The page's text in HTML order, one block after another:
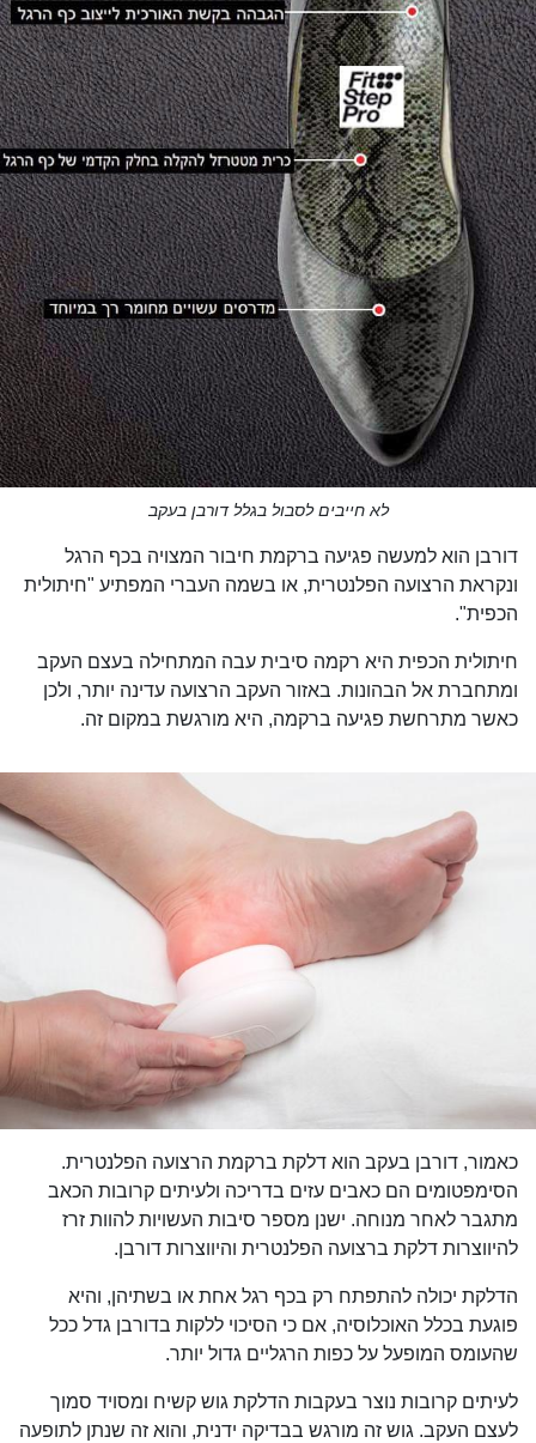
דורבן הוא למעשה פגיעה ברקמת חיבור המצויה בכףהרגל
ונקראת הרצועה הפלנטרית, או בשמה העברי המפתיע "חיתולית
הכפית".
חיתולית הכפית היא רקמה סיבית עבה המתחילה בעצם העקב
ומתחברת אל הבהונות. באזור העקב הרצועה עדינה יותר, ולכן
כאשר מתרחשת פגיעה ברקמה, היא מורגשת במקום זה.
לא חייבים לסבול בגלל דורבן בעקב
כאמור, דורבן בעקב הוא דלקת ברקמת הרצועה הפלנטרית.
הסימפטומים הם כאבים עזים בדריכה ולעיתים קרובות הכאב
מתגבר לאחר מנוחה. ישנן מספר סיבות העשויות להוות זרז
להיווצרות דלקת ברצועה הפלנטרית והיווצרות דורבן.
הדלקת יכולה להתפתח רק בכף רגל אחת או בשתיהן, והיא
פוגעת בכלל האוכלוסיה, אם כי הסיכוי ללקות בדורבן גדל ככל
שהעומס המופעל על כפות הרגליים גדול יותר.
לעיתים קרובות נוצר בעקבות הדלקת גוש קשיח ומסויד סמוך
לעצם העקב. גוש זה מורגש בבדיקה ידנית, והוא זה שנתן לתופעה